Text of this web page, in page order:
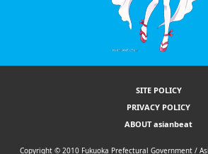
SITE POLICY
PRIVACY POLICY
ABOUT asianbeat
Copyright © 2010 Fukuoka Prefectural Government /